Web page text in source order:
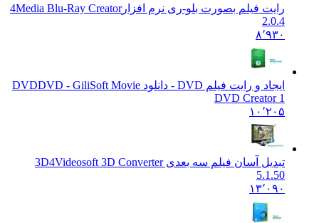
رایت فیلم بصورت بلو-ری نرم افزار4Media Blu-Ray Creator
ایجاد و رایت فیلم DVD - دانلود DVD
DVD - GiliSoft Movie
DVD Creator 1
۱۰٬۲۰۵
تبدیل آسان فیلم سه بعدی 3D 4Videosoft 3D Converter
۱۳٬۰۹۰